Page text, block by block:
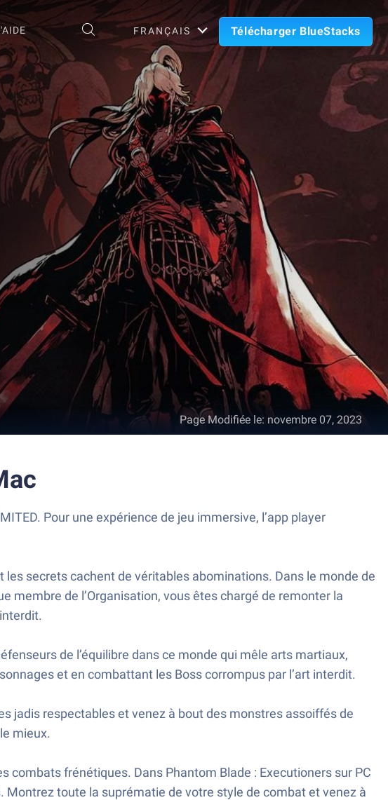
FRANÇAIS Télécharger BlueStacks
Page Modifiée le: novembre 07, 2023
Pour une expérience de jeu immersive, l’app player
les secrets cachent de véritables abominations. Dans le monde de
membre de l’Organisation, vous êtes chargé de remonter la
de l’équilibre dans ce monde qui mêle arts martiaux,
et en combattant les Boss corrompus par l’art interdit.
jadis respectables et venez à bout des monstres assoiffés de
mieux.
combats frénétiques. Dans Phantom Blade : Executioners sur PC
Montrez toute la suprématie de votre style de combat et venez à